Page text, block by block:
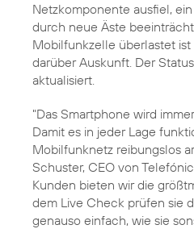
Netzkomponente ausfiel,
durch neue Äste
Mobilfunkzelle überlastet
darüber Auskunft. Der
aktualisiert.
"Das Smartphone wird
Damit es in jeder Lage
Mobilfunknetz reibungslos
Schuster, CEO von
Kunden bieten wir die
dem Live Check prüfen sie
genauso einfach, wie sie